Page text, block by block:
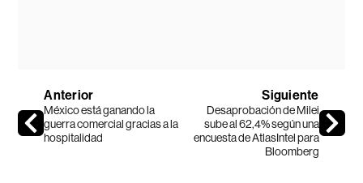
Anterior
México está ganando la
guerra comercial gracias a la
hospitalidad
Siguiente
Desaprobación de Milei
sube al 62,4% según una
encuesta de AtlasIntel para
Bloomberg